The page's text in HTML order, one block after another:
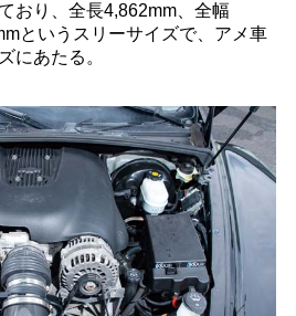
おり、全長4,862mm、全幅
というスリーサイズで、アメ車
にあたる。